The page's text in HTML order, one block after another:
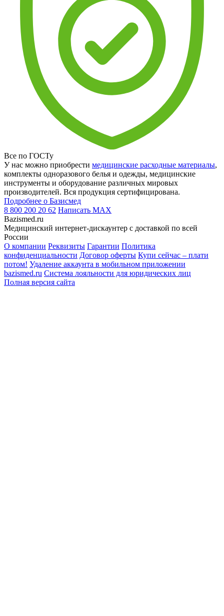
Все по ГОСТу
У нас можно приобрести медицинские расходные материалы,
комплекты одноразового белья и одежды, медицинские
инструменты и оборудование различных мировых
производителей. Вся продукция сертифицирована.
Подробнее о Базисмед
8 800 200 20 62 Написать MAX
Bazismed.ru
Медицинский интернет-дискаунтер с доставкой по всей
России
О компании Реквизиты Гарантии Политика
конфиденциальности Договор оферты Купи сейчас – плати
потом! Удаление аккаунта в мобильном приложении
bazismed.ru Система лояльности для юридических лиц
Полная версия сайта